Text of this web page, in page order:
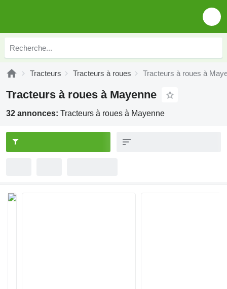
Tracteurs Tracteurs à roues Tracteurs à roues à
Tracteurs à roues à Mayenne
32 annonces: Tracteurs à roues à Mayenne